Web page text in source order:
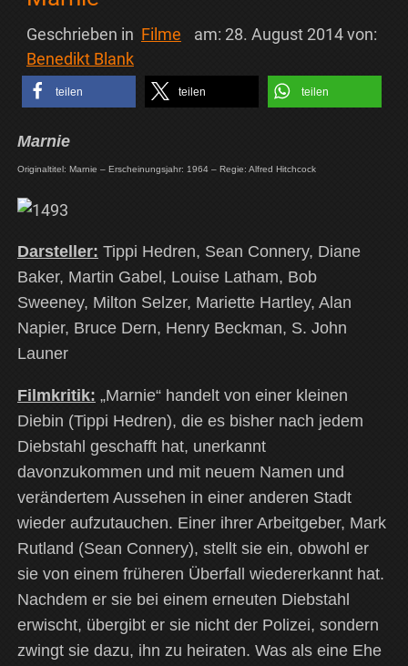
Geschrieben in Filme am: 28. August 2014von:
Benedikt Blank
teilen teilen teilen
Marnie
Originaltitel: Marnie – Erscheinungsjahr: 1964 – Regie: Alfred Hitchcock
Darsteller: Tippi Hedren, Sean Connery, Diane
Baker, Martin Gabel, Louise Latham, Bob
Sweeney, Milton Selzer, Mariette Hartley, Alan
Napier, Bruce Dern, Henry Beckman, S. John
Launer
Filmkritik: „Marnie“ handelt von einer kleinen
Diebin (Tippi Hedren), die es bisher nach jedem
Diebstahl geschafft hat, unerkannt
davonzukommen und mit neuem Namen und
verändertem Aussehen in einer anderen Stadt
wieder aufzutauchen. Einer ihrer Arbeitgeber, Mark
Rutland (Sean Connery), stellt sie ein, obwohl er
sie von einem früheren Überfall wiedererkannt hat.
Nachdem er sie bei einem erneuten Diebstahl
erwischt, übergibt er sie nicht der Polizei, sondern
zwingt sie dazu, ihn zu heiraten. Was als eine Ehe